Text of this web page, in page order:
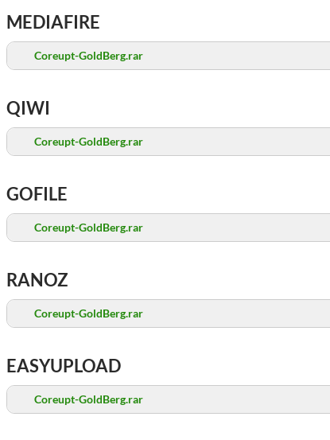
MEDIAFIRE
Coreupt-GoldBerg.rar
QIWI
Coreupt-GoldBerg.rar
GOFILE
Coreupt-GoldBerg.rar
RANOZ
Coreupt-GoldBerg.rar
EASYUPLOAD
Coreupt-GoldBerg.rar